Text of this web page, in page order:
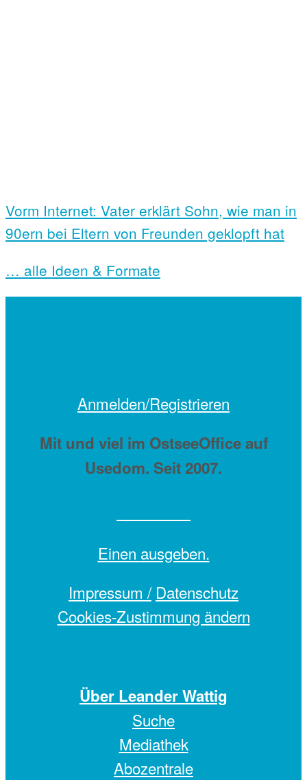
Vorm Internet: Vater erklärt Sohn, wie man in
90ern bei Eltern von Freunden geklopft hat
… alle Ideen & Formate
Anmelden/Registrieren
Mit und viel im OstseeOffice auf
Usedom. Seit 2007.
Einen ausgeben.
Impressum / Datenschutz
Cookies-Zustimmung ändern
Über Leander Wattig
Suche
Mediathek
Abozentrale